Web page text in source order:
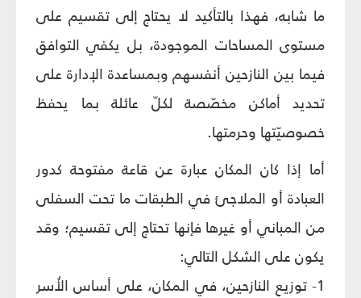
ما شابه، فهذا بالتأكيد لا يحتاج إلى تقسيم على
مستوى المساحات الموجودة، بل يكفي التوافق
فيما بين النازحين أنفسهم وبمساعدة الإدارة على
تحديد أماكن مخصّصة لكلّ عائلة بما يحفظ
خصوصيّتها وحرمتها.
أما إذا كان المكان عبارة عن قاعة مفتوحة كدور
العبادة أو الملاجئ في الطبقات ما تحت السفلى
من المباني أو غيرها فإنها تحتاج إلى تقسيم؛ وقد
يكون على الشكل التالي:
1- توزيع النازحين، في المكان، على أساس الأُسر